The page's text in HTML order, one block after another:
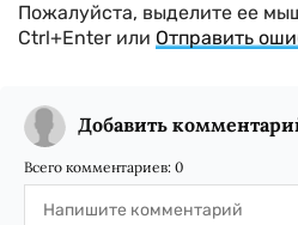
Пожалуйста, выделите ее
Ctrl+Enter или Отправить
Добавить
Всего комментариев: 0